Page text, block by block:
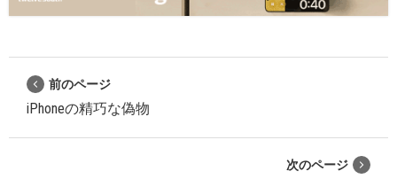
前のページ
iPhoneの精巧な偽物
次のページ